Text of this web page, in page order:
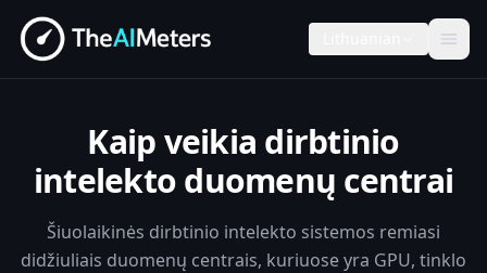
Kaip veikia dirbtinio
intelekto duomenų centrai
Šiuolaikinės dirbtinio intelekto sistemos remiasi
didžiuliais duomenų centrais, kuriuose yra GPU, tinklo